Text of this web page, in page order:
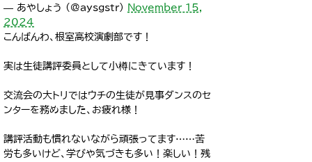
— あやしょう (@aysgstr)
November 15,
2024
こんばんわ、根室高校演劇部です！
実は生徒講評委員として小樽にきています！
交流会の大トリではウチの生徒が見事ダンスのセ
ンターを務めました、お疲れ様！
講評活動も慣れないながら頑張ってます……苦
労も多いけど、学びや気づきも多い！楽しい！残